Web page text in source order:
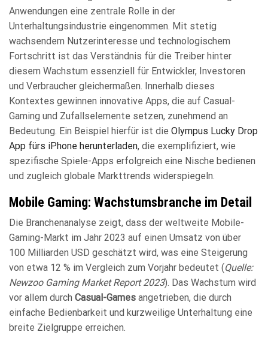
Anwendungen eine zentrale Rolle in der
Unterhaltungsindustrie eingenommen. Mit stetig
wachsendem Nutzerinteresse und technologischem
Fortschritt ist das Verständnis für die Treiber hinter
diesem Wachstum essenziell für Entwickler, Investoren
und Verbraucher gleichermaßen. Innerhalb dieses
Kontextes gewinnen innovative Apps, die auf Casual-
Gaming und Zufallselemente setzen, zunehmend an
Bedeutung. Ein Beispiel hierfür ist die Olympus Lucky Drop
App fürs iPhone herunterladen, die exemplifiziert, wie
spezifische Spiele-Apps erfolgreich eine Nische bedienen
und zugleich globale Markttrends widerspiegeln.
Mobile Gaming: Wachstumsbranche im Detail
Die Branchenanalyse zeigt, dass der weltweite Mobile-
Gaming-Markt im Jahr 2023 auf einen Umsatz von über
100 Milliarden USD geschätzt wird, was eine Steigerung
von etwa 12 % im Vergleich zum Vorjahr bedeutet (Quelle:
Newzoo Gaming Market Report 2023). Das Wachstum wird
vor allem durch Casual-Games angetrieben, die durch
einfache Bedienbarkeit und kurzweilige Unterhaltung eine
breite Zielgruppe erreichen.